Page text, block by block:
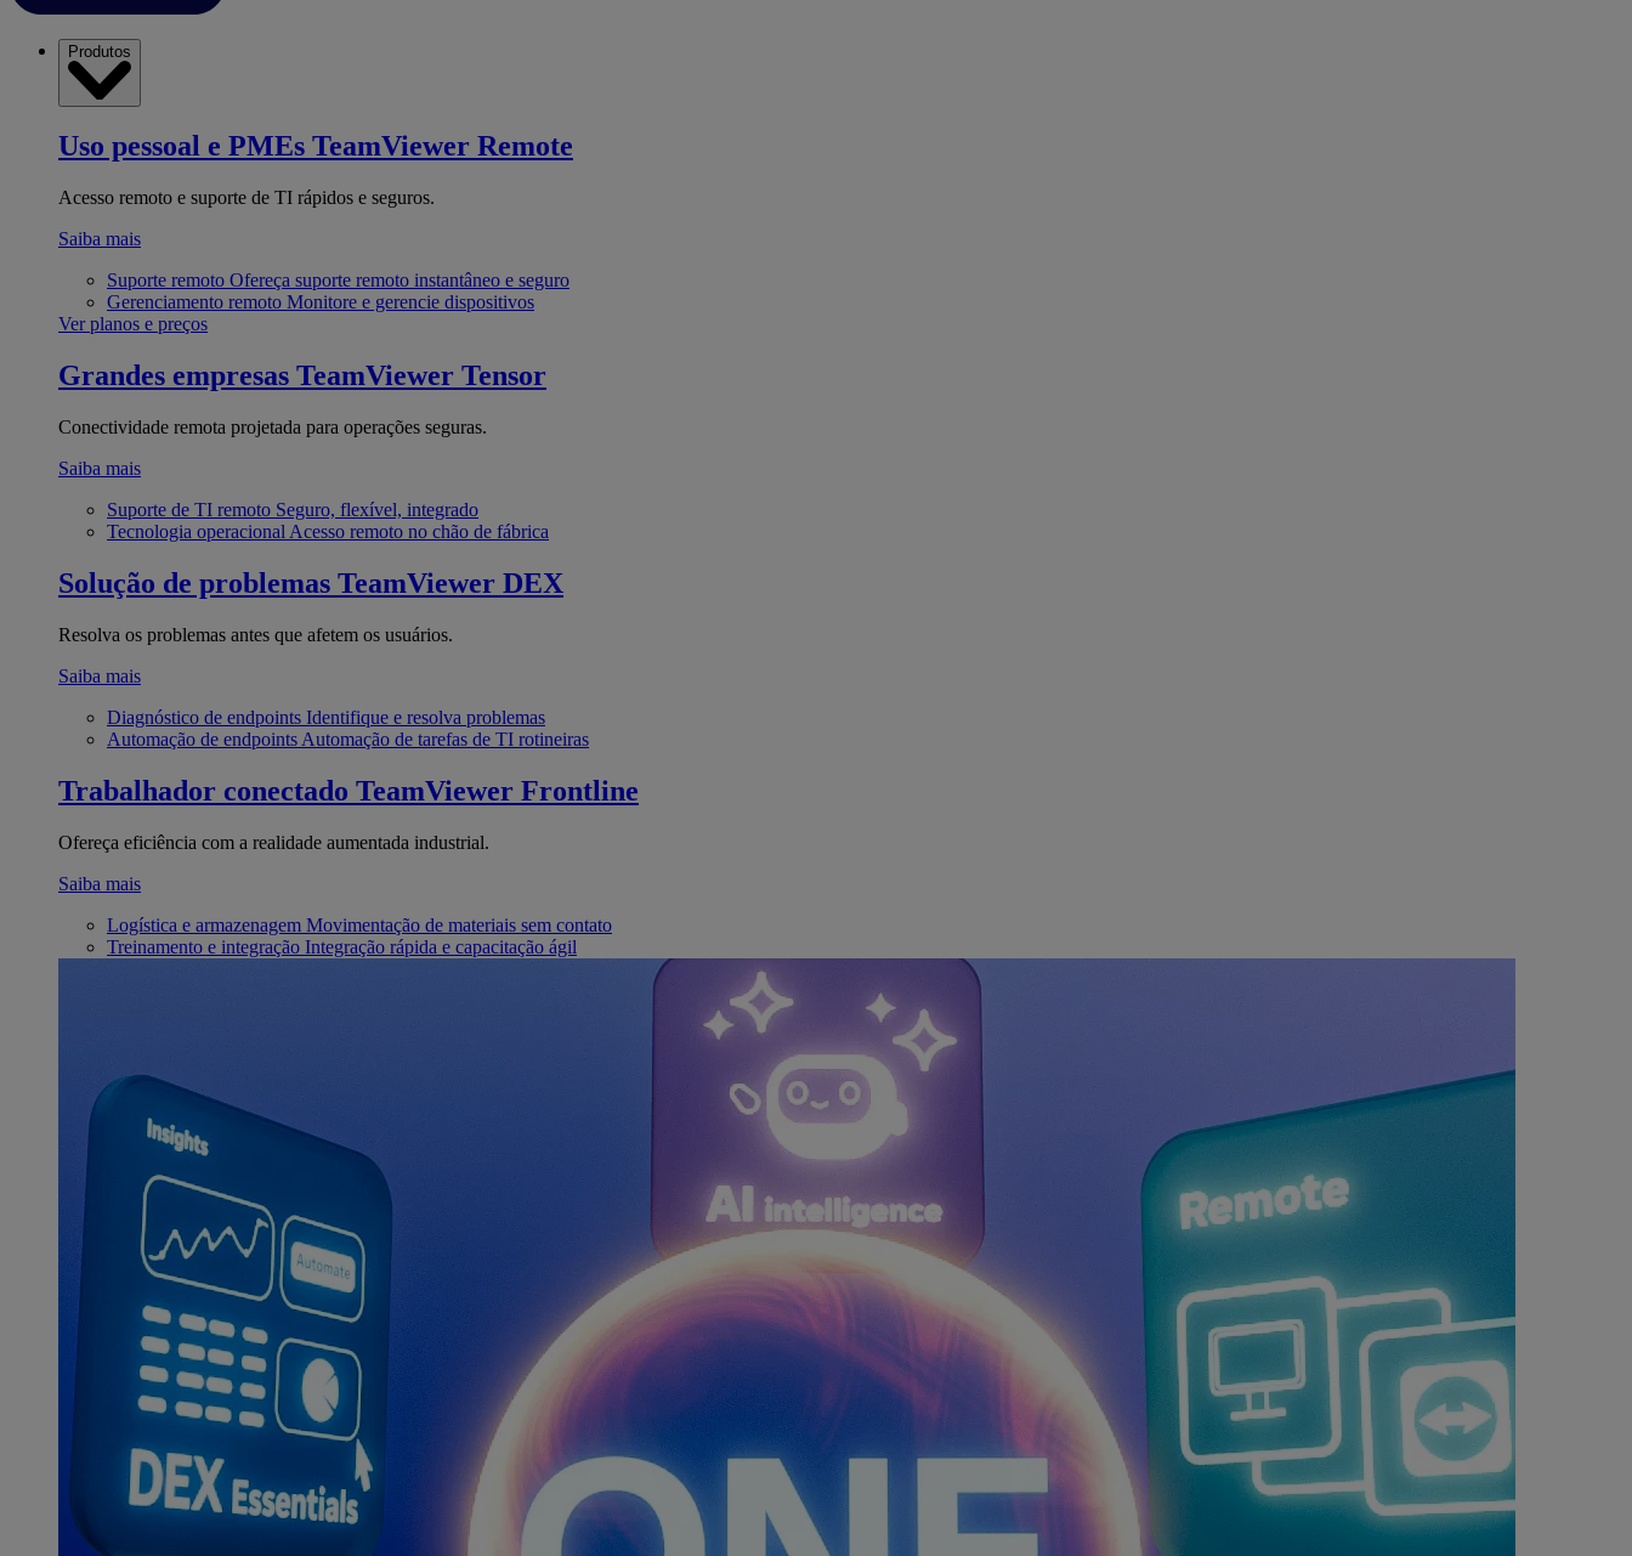
Produtos
Uso pessoal e PMEs TeamViewer Remote
Acesso remoto e suporte de TI rápidos e seguros.
Saiba mais
Suporte remoto Ofereça suporte remoto instantâneo e seguro
Gerenciamento remoto Monitore e gerencie dispositivos
Ver planos e preços
Grandes empresas TeamViewer Tensor
Conectividade remota projetada para operações seguras.
Saiba mais
Suporte de TI remoto Seguro, flexível, integrado
Tecnologia operacional Acesso remoto no chão de fábrica
Solução de problemas TeamViewer DEX
Resolva os problemas antes que afetem os usuários.
Saiba mais
Diagnóstico de endpoints Identifique e resolva problemas
Automação de endpoints Automação de tarefas de TI rotineiras
Trabalhador conectado TeamViewer Frontline
Ofereça eficiência com a realidade aumentada industrial.
Saiba mais
Logística e armazenagem Movimentação de materiais sem contato
Treinamento e integração Integração rápida e capacitação ágil